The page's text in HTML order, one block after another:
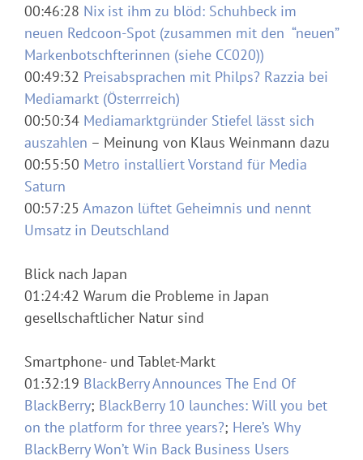
00:46:28 Nix ist ihm zu blöd: Schuhbeck im
neuen Redcoon-Spot (zusammen mit den “neuen”
Markenbotschfterinnen (siehe CC020))
00:49:32 Preisabsprachen mit Philps? Razzia bei
Mediamarkt (Österrreich)
00:50:34 Mediamarktgründer Stiefel lässt sich
auszahlen – Meinung von Klaus Weinmann dazu
00:55:50 Metro installiert Vorstand für Media
Saturn
00:57:25 Amazon lüftet Geheimnis und nennt
Umsatz in Deutschland
Blick nach Japan
01:24:42 Warum die Probleme in Japan
gesellschaftlicher Natur sind
Smartphone- und Tablet-Markt
01:32:19 BlackBerry Announces The End Of
BlackBerry; BlackBerry 10 launches: Will you bet
on the platform for three years?; Here’s Why
BlackBerry Won’t Win Back Business Users